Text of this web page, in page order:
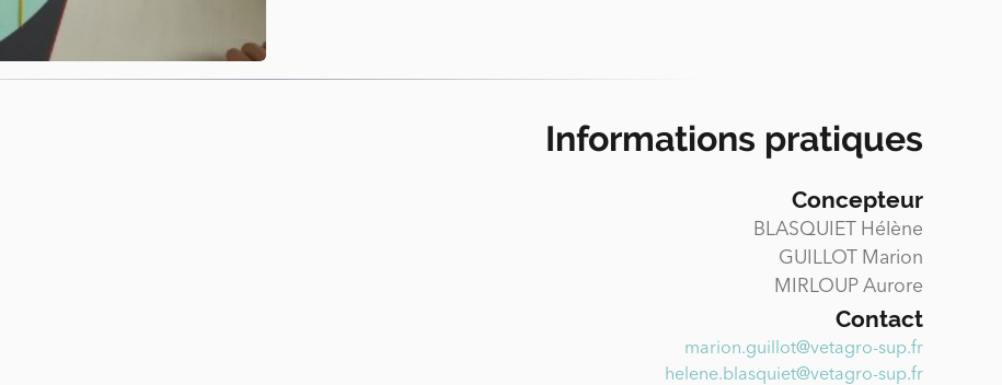
Informations pratiques
Concepteur
BLASQUIET Hélène
GUILLOT Marion
MIRLOUP Aurore
Contact
marion.guillot@vetagro-sup.fr
helene.blasquiet@vetagro-sup.fr